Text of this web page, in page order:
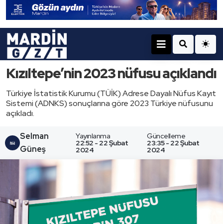
Kızıltepe’nin 2023 nüfusu açıklandı
Türkiye İstatistik Kurumu (TÜİK) Adrese Dayalı Nüfus Kayıt
Sistemi (ADNKS) sonuçlarına göre 2023 Türkiye nüfusunu
açıkladı.
Selman
Güneş
Yayınlanma
22:52 - 22 Şubat
2024
Güncelleme
23:35 - 22 Şubat
2024